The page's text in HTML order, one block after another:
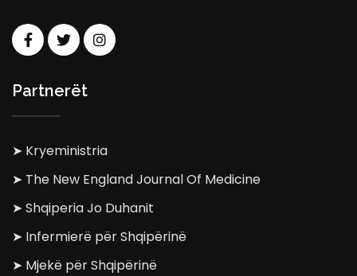
Partnerët
➤ Kryeministria
➤ The New England Journal Of Medicine
➤ Shqiperia Jo Duhanit
➤ Infermierë për Shqipërinë
➤ Mjekë për Shqipërinë